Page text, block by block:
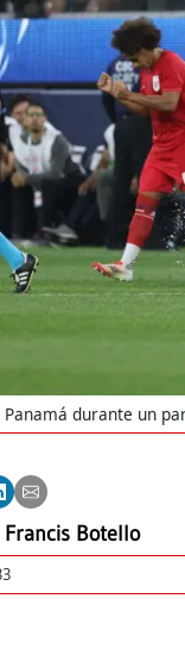
Panamá durante un
Francis Botello